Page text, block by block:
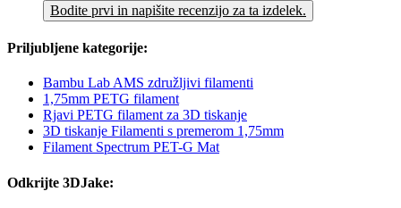
Bodite prvi in napišite recenzijo za ta izdelek.
Priljubljene kategorije:
Bambu Lab AMS združljivi filamenti
1,75mm PETG filament
Rjavi PETG filament za 3D tiskanje
3D tiskanje Filamenti s premerom 1,75mm
Filament Spectrum PET-G Mat
Odkrijte 3DJake: